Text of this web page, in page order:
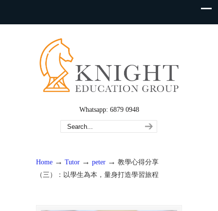
Whatsapp: 6879 0948
Home → Tutor → peter → 教學心得分享
（三）：以學生為本，量身打造學習旅程